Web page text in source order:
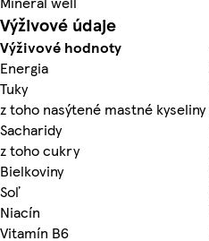
Výživové údaje
Výživové hodnoty
Energia
Tuky
z toho nasýtené mastné kyseliny
Sacharidy
z toho cukry
Bielkoviny
Soľ
Niacín
Vitamín B6